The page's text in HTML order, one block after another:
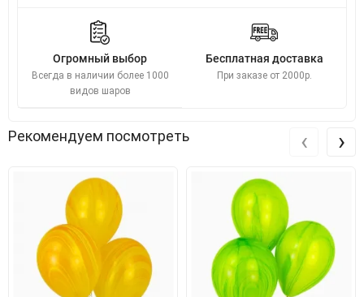
Огромный выбор
Всегда в наличии более 1000
видов шаров
Бесплатная доставка
При заказе от 2000р.
Рекомендуем посмотреть ‹ ›